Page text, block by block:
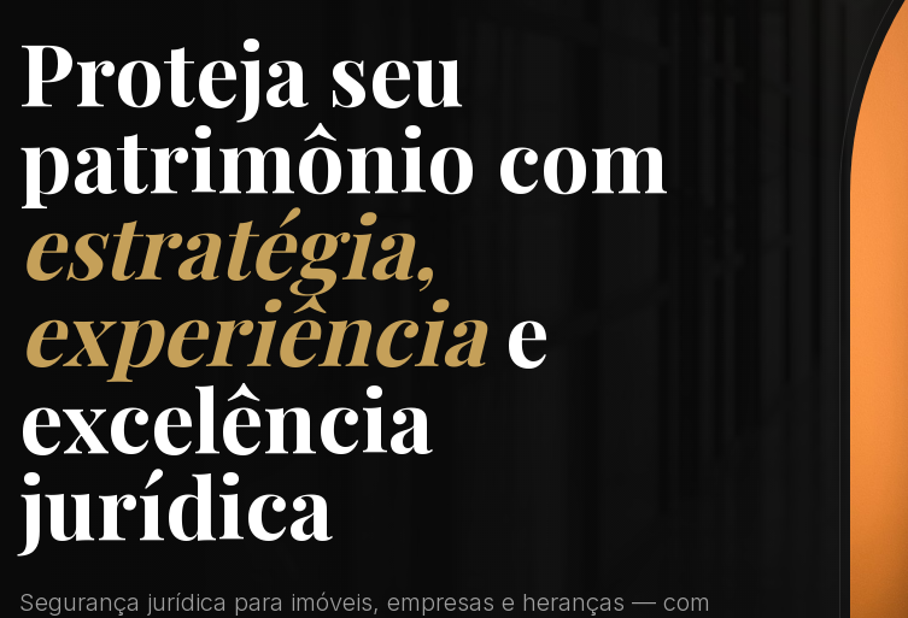
Proteja seu
patrimônio com
estratégia,
experiênciae
excelência
jurídica
Segurança jurídica para imóveis, empresas e heranças — com